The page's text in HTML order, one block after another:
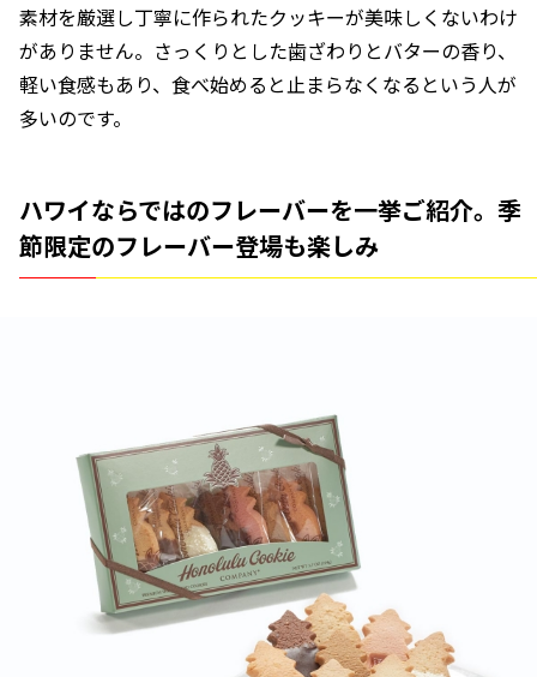
素材を厳選し丁寧に作られたクッキーが美味しくないわけ
がありません。さっくりとした歯ざわりとバターの香り、
軽い食感もあり、食べ始めると止まらなくなるという人が
多いのです。
ハワイならではのフレーバーを一挙ご紹介。季
節限定のフレーバー登場も楽しみ